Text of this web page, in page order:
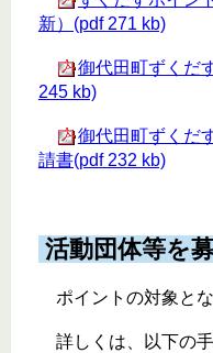
新）(pdf 271 kb)
御代田町ずくだ
245 kb)
御代田町ずくだ
請書(pdf 232 kb)
活動団体等を
ポイントの対象とな
詳しくは、以下の